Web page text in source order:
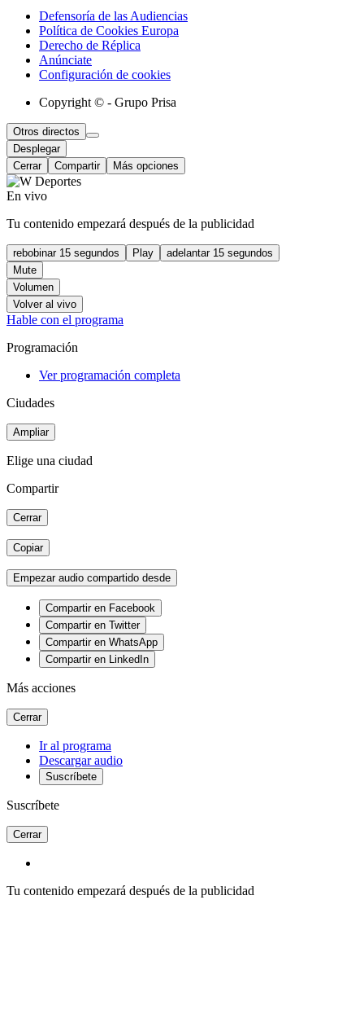
Defensoría de las Audiencias
Política de Cookies Europa
Derecho de Réplica
Anúnciate
Configuración de cookies
Copyright © - Grupo Prisa
Otros directos
Desplegar
Cerrar
Compartir Más opciones
En vivo
Tu contenido empezará después de la publicidad
rebobinar 15 segundos Play
adelantar 15 segundos
Mute
Volumen
Volver al vivo
Hable con el programa
Programación
Ver programación completa
Ciudades
Ampliar
Elige una ciudad
Compartir
Cerrar
Copiar
Empezar audio compartido desde
Compartir en Facebook
Compartir en Twitter
Compartir en WhatsApp
Compartir en LinkedIn
Más acciones
Cerrar
Ir al programa
Descargar audio
Suscríbete
Suscríbete
Cerrar
Tu contenido empezará después de la publicidad